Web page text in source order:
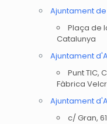
Ajuntament
Plaça de
Catalunya
Ajuntament
Punt TIC,
Fàbrica
Ajuntament
c/ Gran,